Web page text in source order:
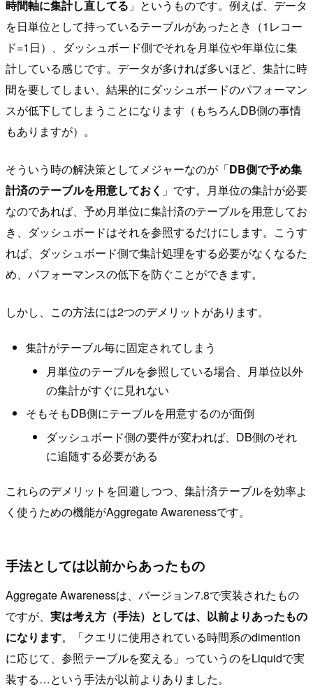
時間軸に集計し直してる 」というものです。例えば、データ
を日単位として持っているテーブルがあったとき（1レコー
ド=1日）、ダッシュボード側でそれを月単位や年単位に集
計している感じです。データが多ければ多いほど、集計に時
間を要してしまい、結果的にダッシュボードのパフォーマン
スが低下してしまうことになります（もちろんDB側の事情
もありますが）。
そういう時の解決策としてメジャーなのが「DB側で予め集
計済のテーブルを用意しておく 」です。月単位の集計が必要
なのであれば、予め月単位に集計済のテーブルを用意してお
き、ダッシュボードはそれを参照するだけにします。こうす
れば、ダッシュボード側で集計処理をする必要がなくなるた
め、パフォーマンスの低下を防ぐことができます。
しかし、この方法には2つのデメリットがあります。
集計がテーブル毎に固定されてしまう
月単位のテーブルを参照している場合、月単位以外
の集計がすぐに見れない
そもそもDB側にテーブルを用意するのが面倒
ダッシュボード側の要件が変われば、DB側のそれ
に追随する必要がある
これらのデメリットを回避しつつ、集計済テーブルを効率よ
く使うための機能がAggregate Awarenessです。
手法としては以前からあったもの
Aggregate Awarenessは、バージョン7.8で実装されたもの
ですが、 実は考え方（手法）としては、以前よりあったもの
になります。「クエリに使用されている時間系のdimention
に応じて、参照テーブルを変える」っていうのをLiquidで実
装する…という手法が以前よりありました。